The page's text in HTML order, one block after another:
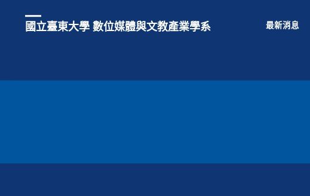
國立臺東大學 數位媒體與文教產業學系 最新消息